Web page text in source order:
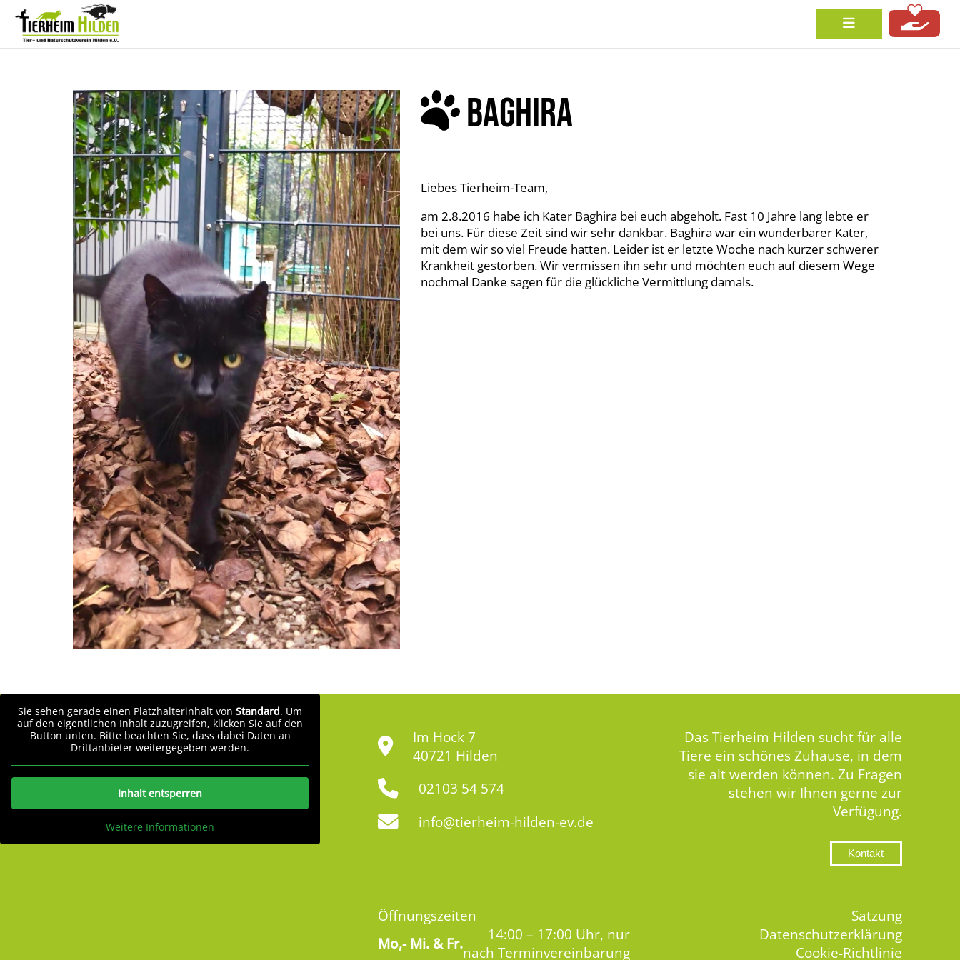
BAGHIRA
Liebes Tierheim-Team,
am 2.8.2016 habe ich Kater Baghira bei euch abgeholt. Fast 10 Jahre lang lebte er
bei uns. Für diese Zeit sind wir sehr dankbar. Baghira war ein wunderbarer Kater,
mit dem wir so viel Freude hatten. Leider ist er letzte Woche nach kurzer schwerer
Krankheit gestorben. Wir vermissen ihn sehr und möchten euch auf diesem Wege
nochmal Danke sagen für die glückliche Vermittlung damals.
Sie sehen gerade einen Platzhalterinhalt von Standard. Um
auf den eigentlichen Inhalt zuzugreifen, klicken Sie auf den
Button unten. Bitte beachten Sie, dass dabei Daten an
Drittanbieter weitergegeben werden.
Inhalt entsperren
Weitere Informationen
Im Hock 7
40721 Hilden
02103 54 574
info@tierheim-hilden-ev.de
Das Tierheim Hilden sucht für alle
Tiere ein schönes Zuhause, in dem
sie alt werden können. Zu Fragen
stehen wir Ihnen gerne zur
Verfügung.
Kontakt
Öffnungszeiten
Mo,-Mi. & Fr.
14:00 – 17:00 Uhr, nur
nach Terminvereinbarung
Satzung
Datenschutzerklärung
Cookie-Richtlinie